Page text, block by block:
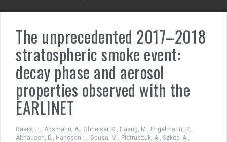
The unprecedented 2017–2018
stratospheric smoke event:
decay phase and aerosol
properties observed with the
EARLINET
Baars, H., Ansmann, A., Ohneiser, K., Haarig, M., Engelmann, R.,
Althausen, D., Hanssen, I., Gausa, M., Pietruczuk, A., Szkop, A.,